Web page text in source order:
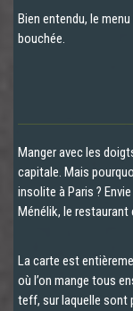
Bien entendu, le
bouchée.
Manger avec les
capitale. Mais
insolite à Paris ?
Ménélik, le restaurant
La carte est
où l’on mange tous
teff, sur laquelle sont